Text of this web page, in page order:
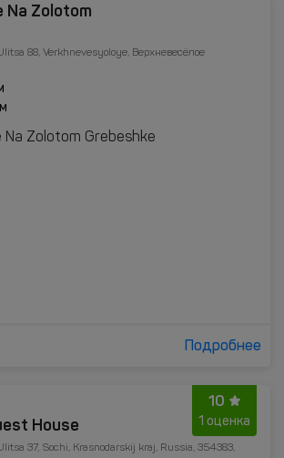
Na Zolotom
88, Verkhnevesyoloye, Верхневесёлое
Подробнее
10
1 оценка
House
37, Sochi, Krasnodarskij kraj, Russia, 354383,